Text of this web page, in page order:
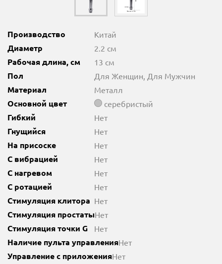
Производство Китай
Диаметр 2.2 см
Рабочая длина, см 13 см
Пол Для Женщин, Для Мужчин
Материал Металл
Основной цвет серебристый
Гибкий Нет
Гнущийся Нет
На присоске Нет
С вибрацией Нет
С нагревом Нет
С ротацией Нет
Стимуляция клитора Нет
Стимуляция простатыНет
Стимуляция точки G Нет
Наличие пульта управленияНет
Управление с приложенияНет